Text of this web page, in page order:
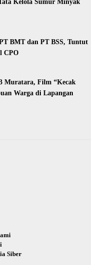
Kelola Sumur Minyak
BMT dan PT BSS, Tuntut
CPO
Muratara, Film “Kecak
Warga di Lapangan
Siber